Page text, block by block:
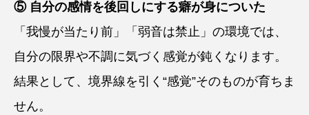
⑤ 自分の感情を後回しにする癖が身についた
「我慢が当たり前」「弱音は禁止」の環境では、
自分の限界や不調に気づく感覚が鈍くなります。
結果として、境界線を引く“感覚”そのものが育ちま
せん。